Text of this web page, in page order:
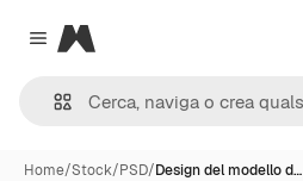
Close menu
Magnific
Home/Stock/PSD/Design del modello d…